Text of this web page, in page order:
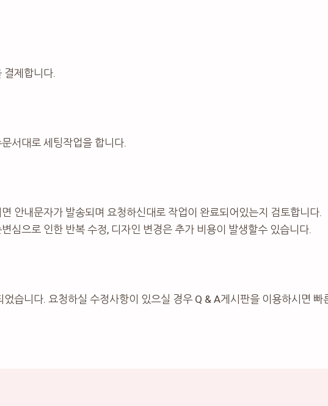
결제합니다.
서대로 세팅작업을 합니다.
안내문자가 발송되며 요청하신대로 작업이 완료되어있는지 검토합니다.
심으로 인한 반복 수정, 디자인 변경은 추가 비용이 발생할수 있습니다.
었습니다. 요청하실 수정사항이 있으실 경우 Q & A게시판을 이용하시면 빠